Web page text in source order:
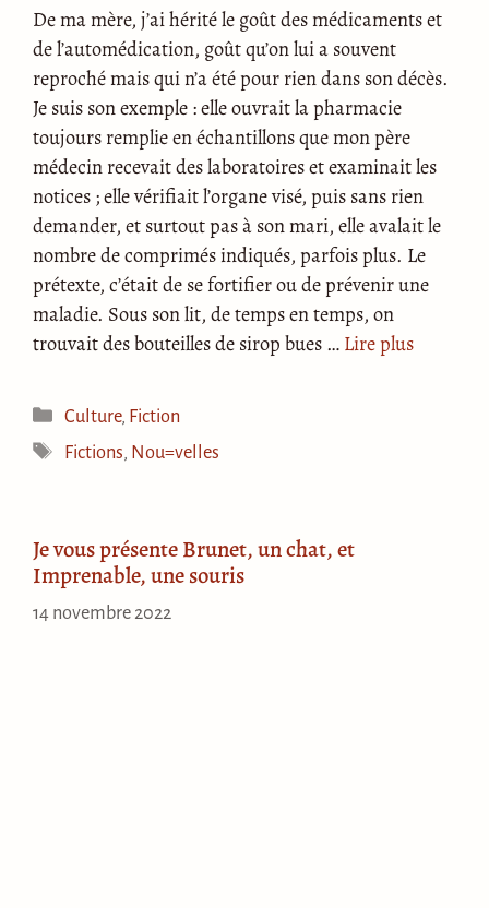
De ma mère, j’ai hérité le goût des médicaments et
de l’automédication, goût qu’on lui a souvent
reproché mais qui n’a été pour rien dans son décès.
Je suis son exemple : elle ouvrait la pharmacie
toujours remplie en échantillons que mon père
médecin recevait des laboratoires et examinait les
notices ; elle vérifiait l’organe visé, puis sans rien
demander, et surtout pas à son mari, elle avalait le
nombre de comprimés indiqués, parfois plus. Le
prétexte, c’était de se fortifier ou de prévenir une
maladie. Sous son lit, de temps en temps, on
trouvait des bouteilles de sirop bues … Lire plus
Catégories
Culture, Fiction
Étiquettes
Fictions Nou=velles
Je vous présente Brunet, un chat, et
Imprenable, une souris
14 novembre 2022